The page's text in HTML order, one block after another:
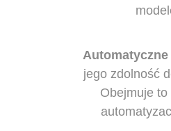
Automatyczne
jego zdolność
Obejmuje